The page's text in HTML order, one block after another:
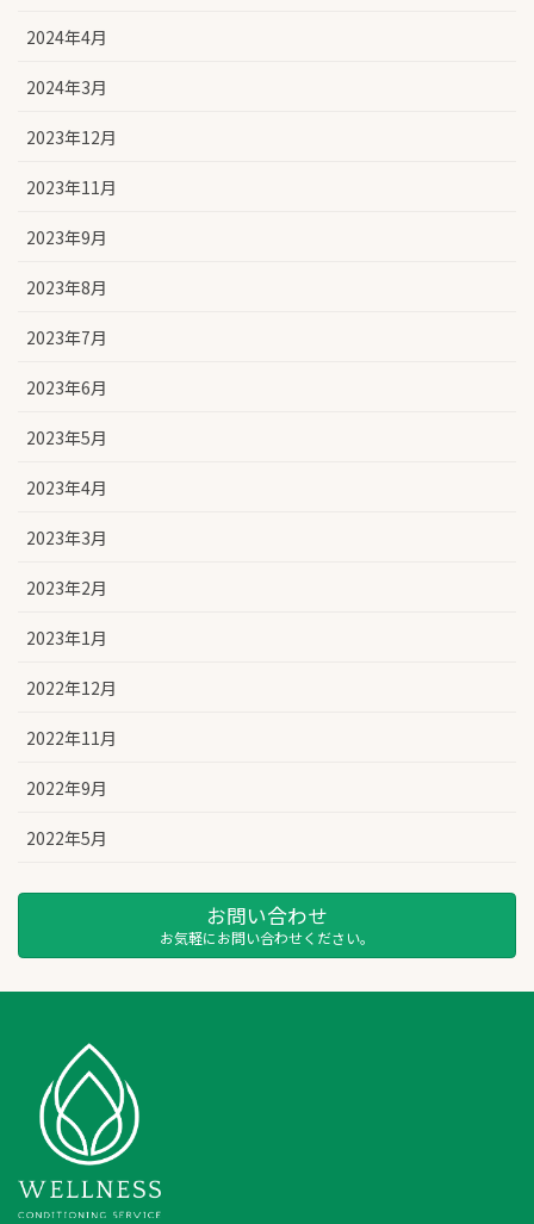
2024年4月
2024年3月
2023年12月
2023年11月
2023年9月
2023年8月
2023年7月
2023年6月
2023年5月
2023年4月
2023年3月
2023年2月
2023年1月
2022年12月
2022年11月
2022年9月
2022年5月
お問い合わせ
お気軽にお問い合わせください。